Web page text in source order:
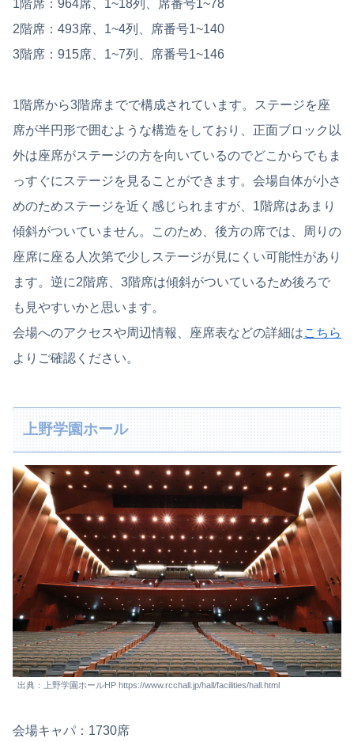
1階席：964席、1~18列、席番号1~78
2階席：493席、1~4列、席番号1~140
3階席：915席、1~7列、席番号1~146
1階席から3階席までで構成されています。ステージを座
席が半円形で囲むような構造をしており、正面ブロック以
外は座席がステージの方を向いているのでどこからでもま
っすぐにステージを見ることができます。会場自体が小さ
めのためステージを近く感じられますが、1階席はあまり
傾斜がついていません。このため、後方の席では、周りの
座席に座る人次第で少しステージが見にくい可能性があり
ます。逆に2階席、3階席は傾斜がついているため後ろで
も見やすいかと思います。
会場へのアクセスや周辺情報、座席表などの詳細はこちら
よりご確認ください。
上野学園ホール
出典：上野学園ホールHP https://www.rcchall.jp/hall/facilities/hall.html
会場キャパ：1730席